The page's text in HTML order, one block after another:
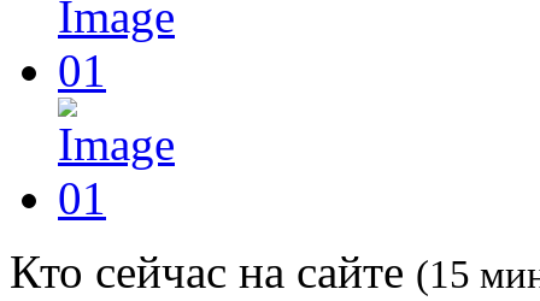
Кто сейчас на сайте (15